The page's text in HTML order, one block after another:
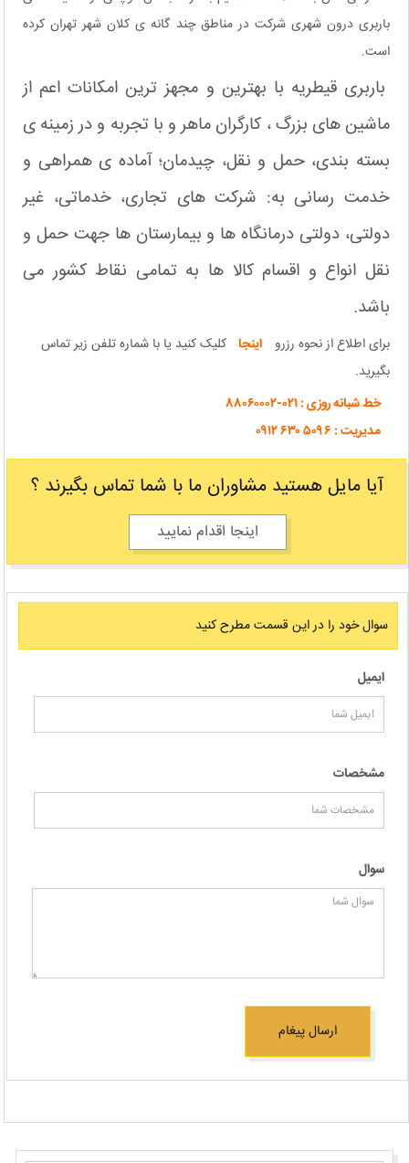
باربری درون شهری شرکت در مناطق چند گانه ی کلان شهر تهران کرده
است.
باربری قیطریه با بهترین و مجهز ترین امکانات اعم از
ماشین های بزرگ ، کارگران ماهر و با تجربه و در زمینه ی
بسته بندی، حمل و نقل، چیدمان؛ آماده ی همراهی و
خدمت رسانی به: شرکت های تجاری، خدماتی، غیر
دولتی، دولتی درمانگاه ها و بیمارستان ها جهت حمل و
نقل انواع و اقسام کالا ها به تمامی نقاط کشور می
باشد.
برای اطلاع از نحوه رزرو اینجا کلیک کنید یا با شماره تلفن زیر تماس
بگیرید.
خط شبانه روزی : ۰۲۱-۸۸۰۶۰۰۰۲
مدیریت : ۵۰۹۶ ۶۳۰ ۰۹۱۲
آیا مایل هستید مشاوران ما با شما تماس بگیرند ؟
اینجا اقدام نمایید
سوال خود را در اين قسمت مطرح كنيد
ایمیل
مشخصات
سوال
ارسال پیغام